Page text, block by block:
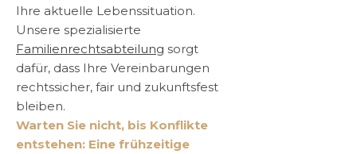
Ihre aktuelle Lebenssituation.
Unsere spezialisierte
Familienrechtsabteilung sorgt
dafür, dass Ihre Vereinbarungen
rechtssicher, fair und zukunftsfest
bleiben.
Warten Sie nicht, bis Konflikte
entstehen: Eine frühzeitige